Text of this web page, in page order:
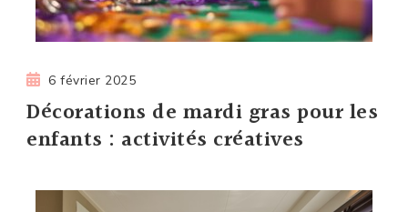
6 février 2025
Décorations de mardi gras pour les
enfants : activités créatives